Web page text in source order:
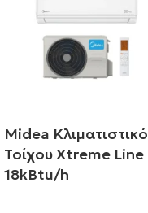
Midea Κλιματιστικό
Τοίχου Xtreme Line
18kBtu/h